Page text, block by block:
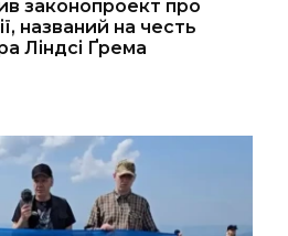
законопроект про
названий на честь
Ліндсі Ґрема